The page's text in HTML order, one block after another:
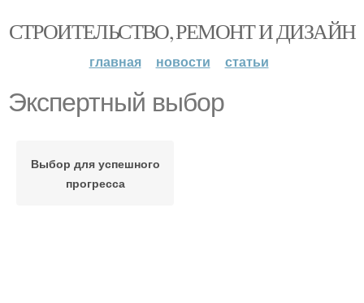
СТРОИТЕЛЬСТВО, РЕМОНТ И ДИЗАЙН
главная новости статьи
Экспертный выбор
Выбор для успешного
прогресса